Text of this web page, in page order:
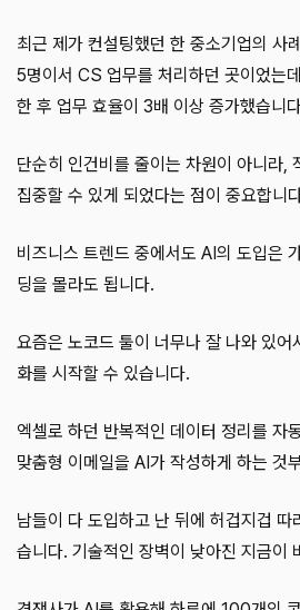
최근 제가 컨설팅했던 한 중소기업의 사
5명이서 CS 업무를 처리하던 곳이었는
한 후 업무 효율이 3배 이상 증가했습니
단순히 인건비를 줄이는 차원이 아니라,
집중할 수 있게 되었다는 점이 중요합니
비즈니스 트렌드 중에서도 AI의 도입은
딩을 몰라도 됩니다.
요즘은 노코드 툴이 너무나 잘 나와 있어
화를 시작할 수 있습니다.
엑셀로 하던 반복적인 데이터 정리를 자
맞춤형 이메일을 AI가 작성하게 하는 것
남들이 다 도입하고 난 뒤에 허겁지겁 따
습니다. 기술적인 장벽이 낮아진 지금이